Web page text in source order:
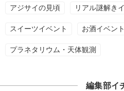
アジサイの見頃 リアル謎解き
スイーツイベント お酒イベント
プラネタリウム・天体観測
編集部イ